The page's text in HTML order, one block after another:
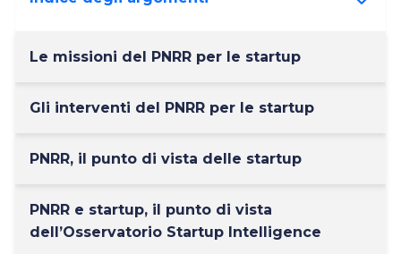
Le missioni del PNRR per le startup
Gli interventi del PNRR per le startup
PNRR, il punto di vista delle startup
PNRR e startup, il punto di vista
dell’Osservatorio Startup Intelligence